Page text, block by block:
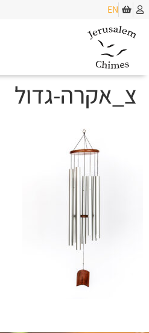
EN
צ_אקרה-גדול